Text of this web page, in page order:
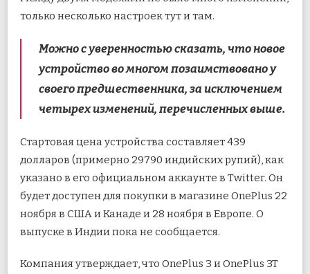
только несколько настроек тут и там.
Можно с уверенностью сказать, что новое
устройство во многом позаимствовано у
своего предшественника, за исключением
четырех изменений, перечисленных выше.
Стартовая цена устройства составляет 439
долларов (примерно 29790 индийских рупий), как
указано в его официальном аккаунте в Twitter. Он
будет доступен для покупки в магазине OnePlus 22
ноября в США и Канаде и 28 ноября в Европе. О
выпуске в Индии пока не сообщается.
Компания утверждает, что OnePlus 3 и OnePlus 3T